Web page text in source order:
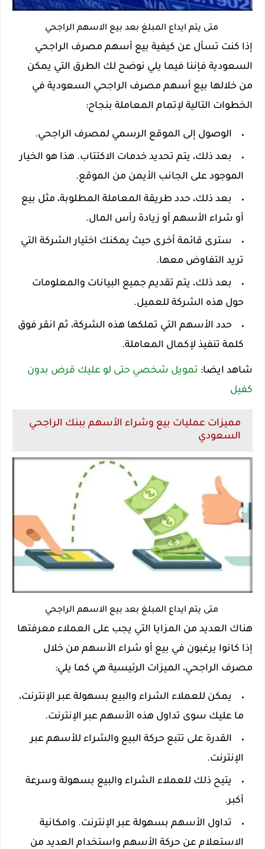
متى يتم ايداع المبلغ بعد بيع الاسهم الراجحي
إذا كنت تسأل عن كيفية بيع أسهم مصرف الراجحي
السعودية فإننا فيما يلي نوضح لك الطرق التي يمكن
من خلالها بيع أسهم مصرف الراجحي السعودية في
الخطوات التالية لإتمام المعاملة بنجاح:
الوصول إلى الموقع الرسمي لمصرف الراجحي.
بعد ذلك، يتم تحديد خدمات الاكتتاب. هذا هو الخيار
الموجود على الجانب الأيمن من الموقع.
بعد ذلك، حدد طريقة المعاملة المطلوبة، مثل بيع
أو شراء الأسهم أو زيادة رأس المال.
سترى قائمة أخرى حيث يمكنك اختيار الشركة التي
تريد التفاوض معها.
بعد ذلك، يتم تقديم جميع البيانات والمعلومات
حول هذه الشركة للعميل.
حدد الأسهم التي تملكها هذه الشركة، ثم انقر فوق
كلمة تنفيذ لإكمال المعاملة.
شاهد ايضا: تمويل شخصي حتى لو عليك قرض بدون
كفيل
مميزات عمليات بيع وشراء الأسهم ببنك الراجحي
السعودي
متى يتم ايداع المبلغ بعد بيع الاسهم الراجحي
هناك العديد من المزايا التي يجب على العملاء معرفتها
إذا كانوا يرغبون في بيع أو شراء الأسهم من خلال
مصرف الراجحي، الميزات الرئيسية هي كما يلي:
يمكن للعملاء الشراء والبيع بسهولة عبر الإنترنت،
ما عليك سوى تداول هذه الأسهم عبر الإنترنت.
القدرة على تتبع حركة البيع والشراء للأسهم عبر
الإنترنت.
يتيح ذلك للعملاء الشراء والبيع بسهولة وسرعة
أكبر.
تداول الأسهم بسهولة عبر الإنترنت. وامكانية
الاستعلام عن حركة الأسهم واستخدام العديد من